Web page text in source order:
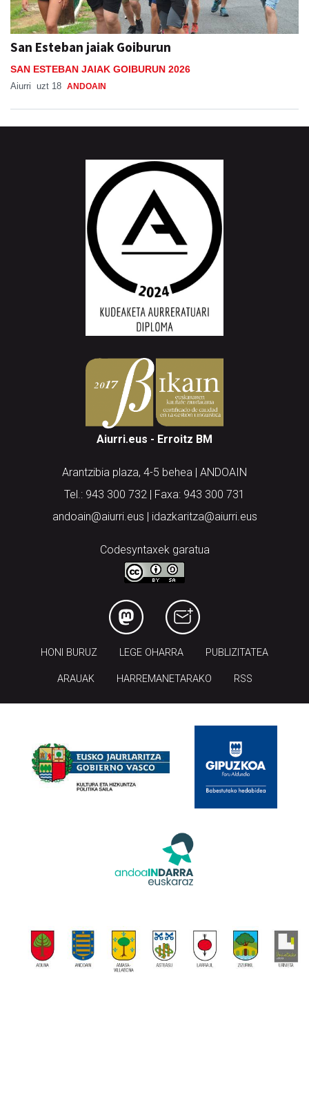
San Esteban jaiak Goiburun
SAN ESTEBAN JAIAK GOIBURUN 2026
Aiurri uzt 18 ANDOAIN
Aiurri.eus - Erroitz BM
Arantzibia plaza, 4-5 behea | ANDOAIN
Tel.: 943 300 732 | Faxa: 943 300 731
andoain@aiurri.eus | idazkaritza@aiurri.eus
Codesyntaxek garatua
HONI BURUZ LEGE OHARRA PUBLIZITATEA
ARAUAK HARREMANETARAKO RSS